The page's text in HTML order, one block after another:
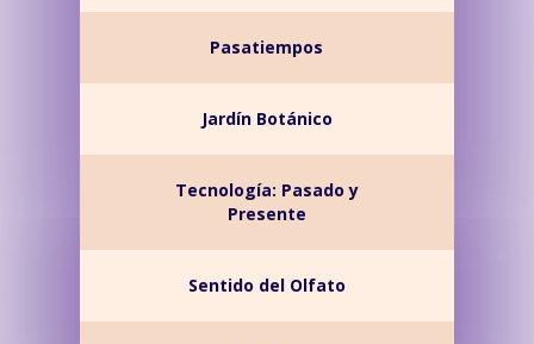
Pasatiempos
Jardín Botánico
Tecnología: Pasado y
Presente
Sentido del Olfato